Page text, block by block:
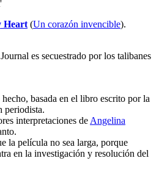
Heart (Un corazón invencible).
es secuestrado por los talibanes
basada en el libro escrito por la
periodista.
interpretaciones de Angelina
la película no sea larga, porque
en la investigación y resolución del